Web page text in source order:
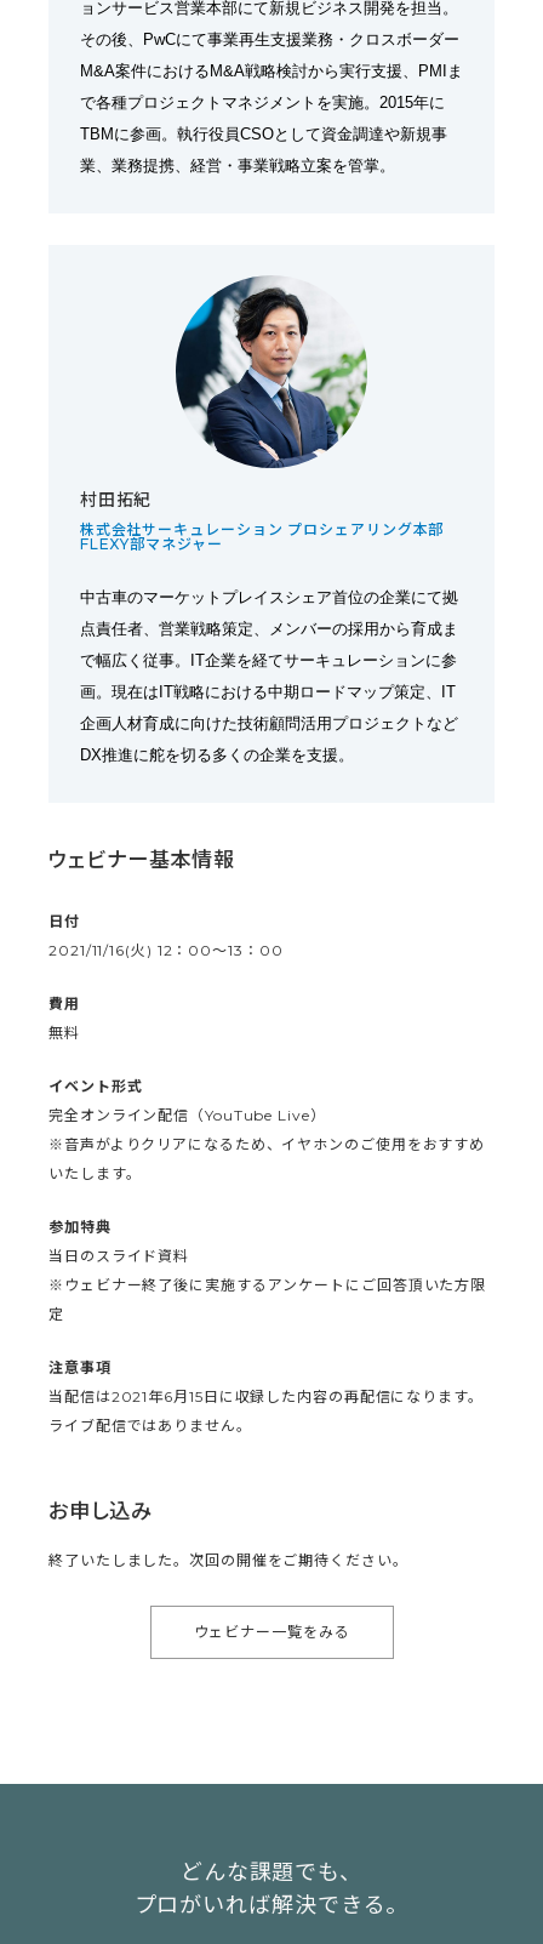
ョンサービス営業本部にて新規ビジネス開発を担当。
その後、PwCにて事業再⽣⽀援業務・クロスボーダー
M&A案件におけるM&A戦略検討から実⾏⽀援、PMIま
で各種プロジェクトマネジメントを実施。2015年に
TBMに参画。執行役員CSOとして資金調達や新規事
業、業務提携、経営・事業戦略立案を管掌。
村田拓紀
株式会社サーキュレーション プロシェアリング本部
FLEXY部マネジャー
中古車のマーケットプレイスシェア首位の企業にて拠
点責任者、営業戦略策定、メンバーの採用から育成ま
で幅広く従事。IT企業を経てサーキュレーションに参
画。現在はIT戦略における中期ロードマップ策定、IT
企画人材育成に向けた技術顧問活用プロジェクトなど
DX推進に舵を切る多くの企業を支援。
ウェビナー基本情報
日付
2021/11/16(火) 12：00〜13：00
費用
無料
イベント形式
完全オンライン配信（YouTube Live）
※音声がよりクリアになるため、イヤホンのご使用をおすすめ
いたします。
参加特典
当日のスライド資料
※ウェビナー終了後に実施するアンケートにご回答頂いた方限
定
注意事項
当配信は2021年6月15日に収録した内容の再配信になります。
ライブ配信ではありません。
お申し込み
終了いたしました。次回の開催をご期待ください。
ウェビナー一覧をみる
どんな課題でも、
プロがいれば解決できる。